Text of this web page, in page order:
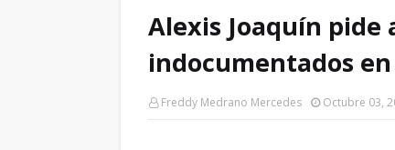
Alexis Joaquín
indocumentados
Freddy Medrano Mercedes Octubre 03,